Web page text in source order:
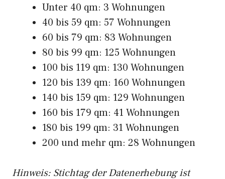
Unter 40 qm: 3 Wohnungen
40 bis 59 qm: 57 Wohnungen
60 bis 79 qm: 83 Wohnungen
80 bis 99 qm: 125 Wohnungen
100 bis 119 qm: 130 Wohnungen
120 bis 139 qm: 160 Wohnungen
140 bis 159 qm: 129 Wohnungen
160 bis 179 qm: 41 Wohnungen
180 bis 199 qm: 31 Wohnungen
200 und mehr qm: 28 Wohnungen
Hinweis: Stichtag der Datenerhebung ist